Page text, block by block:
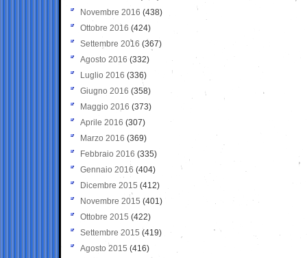
Novembre 2016 (438)
Ottobre 2016 (424)
Settembre 2016 (367)
Agosto 2016 (332)
Luglio 2016 (336)
Giugno 2016 (358)
Maggio 2016 (373)
Aprile 2016 (307)
Marzo 2016 (369)
Febbraio 2016 (335)
Gennaio 2016 (404)
Dicembre 2015 (412)
Novembre 2015 (401)
Ottobre 2015 (422)
Settembre 2015 (419)
Agosto 2015 (416)